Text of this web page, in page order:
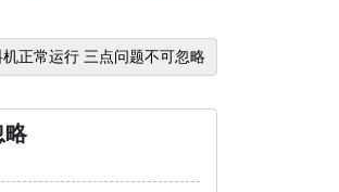
正常运行 三点问题不可忽略
略